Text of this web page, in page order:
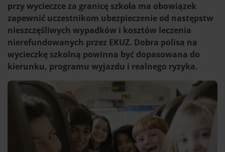
przy wycieczce za granicę szkoła ma obowiązek
zapewnić uczestnikom ubezpieczenie od następstw
nieszczęśliwych wypadków i kosztów leczenia
nierefundowanych przez EKUZ. Dobra polisa na
wycieczkę szkolną powinna być dopasowana do
kierunku, programu wyjazdu i realnego ryzyka.